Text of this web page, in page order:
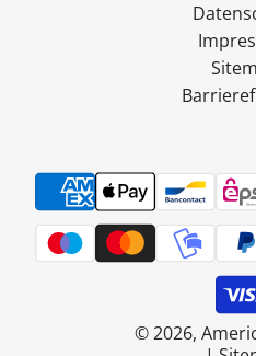
© 2026,